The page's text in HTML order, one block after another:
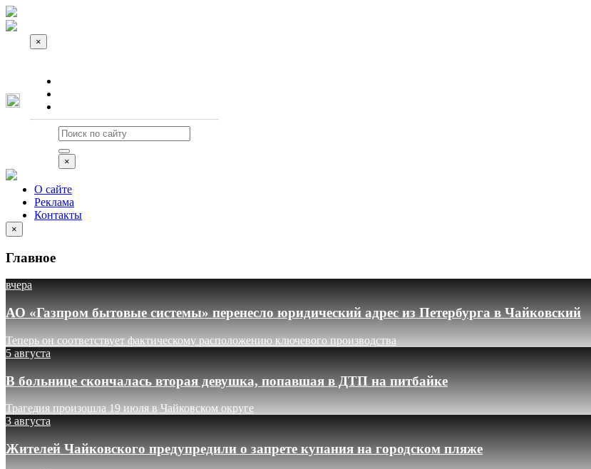
×
×
О сайте
Реклама
Контакты
×
Главное
вчера
АО «Газпром бытовые системы» перенесло юридический адрес из Петербурга в Чайковский
Теперь он соответствует фактическому расположению ключевого производства
5 августа
В больнице скончалась вторая девушка, попавшая в ДТП на питбайке
Трагедия произошла 19 июля в Чайковском округе
3 августа
Жителей Чайковского предупредили о запрете купания на городском пляже